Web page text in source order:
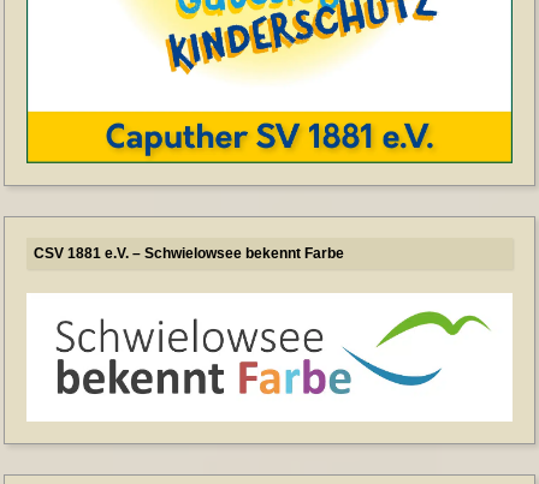
CSV 1881 e.V. – Schwielowsee bekennt Farbe